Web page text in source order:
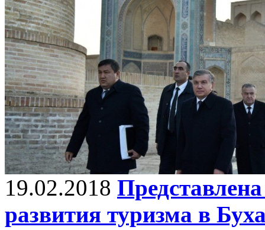
19.02.2018
развития туризма в